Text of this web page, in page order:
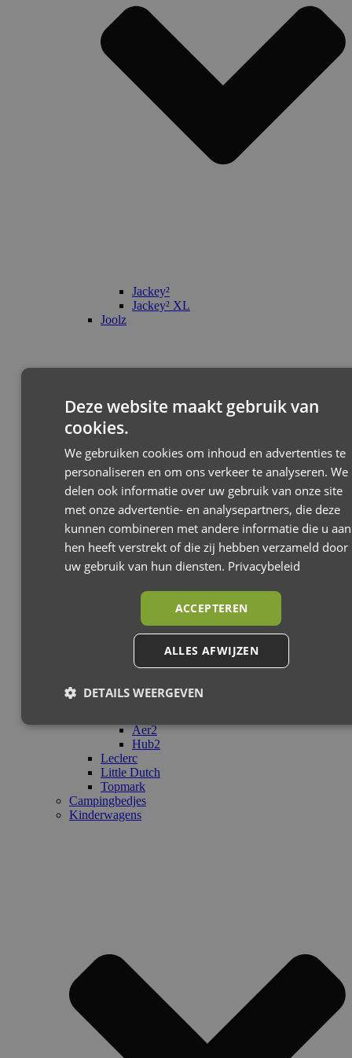
Jackey²
Jackey² XL
Joolz
Aer2
Hub2
Leclerc
Little Dutch
Topmark
Campingbedjes
Kinderwagens
Deze website maakt gebruik van
cookies.
We gebruiken cookies om inhoud en advertenties te
personaliseren en om ons verkeer te analyseren. We
delen ook informatie over uw gebruik van onze site
met onze advertentie- en analysepartners, die deze
kunnen combineren met andere informatie die u aan
hen heeft verstrekt of die zij hebben verzameld door
uw gebruik van hun diensten. Privacybeleid
ACCEPTEREN
ALLES AFWIJZEN
DETAILS WEERGEVEN